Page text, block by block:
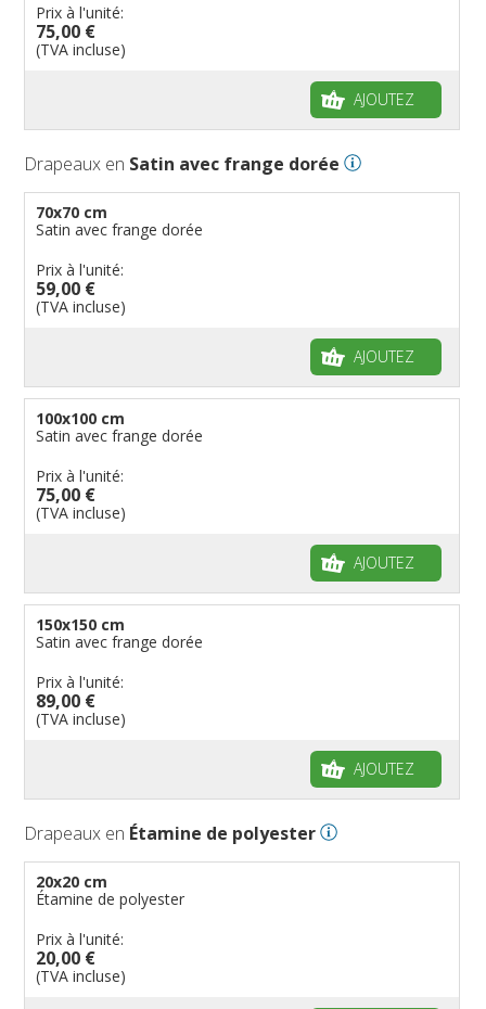
Prix à l'unité:
75,00 €
(TVA incluse)
AJOUTEZ
Drapeaux en Satin avec frange dorée
70x70 cm
Satin avec frange dorée
Prix à l'unité:
59,00 €
(TVA incluse)
AJOUTEZ
100x100 cm
Satin avec frange dorée
Prix à l'unité:
75,00 €
(TVA incluse)
AJOUTEZ
150x150 cm
Satin avec frange dorée
Prix à l'unité:
89,00 €
(TVA incluse)
AJOUTEZ
Drapeaux en Étamine de polyester
20x20 cm
Étamine de polyester
Prix à l'unité:
20,00 €
(TVA incluse)